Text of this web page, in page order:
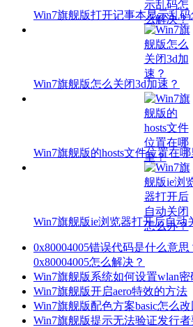
Win7旗舰版打开记事本显示乱码
Win7旗舰版怎么关闭3d加速？
Win7旗舰版的hosts文件位置在哪
Win7旗舰版ie浏览器打开后自动
0x80004005错误代码是什么意
0x80004005怎么解决？
Win7旗舰版系统如何设置wlan密
Win7旗舰版开启aero特效的方法
Win7旗舰版配色方案basic怎么改
Win7旗舰版提示无法验证发行者